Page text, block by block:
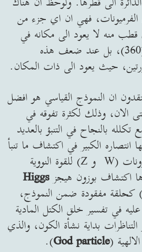
فهي ان اي جزء من
منه لا يعود الى مكانه في
الدوران عند درجة (360)، بل عند ضعف هذه
حيث يعود الى ذات المكان.
ان النموذج القياسي هو افضل
الان، وذلك لكثرة تفوقه في
بالنجاح في التنبؤ بالعديد
الكبير في اكتشاف ما تنبأ
به من جسيمات بوزونات (W و Z) للقوة النووية
اكتشاف بوزون هيجزHiggs
(عام 2012) كحلقة مفقودة ضمن النموذج،
في تفسير خلق الكتل المادية
بداية نشأة الكون، والذي
(
God particle
).